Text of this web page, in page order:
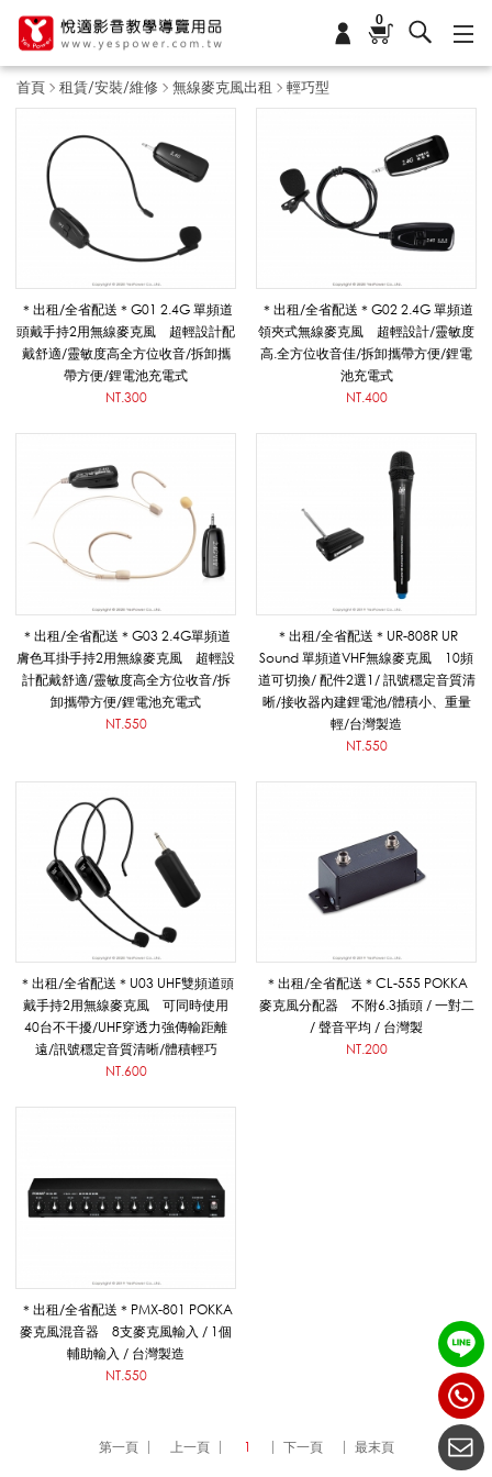
0
首頁 租賃/安裝/維修 無線麥克風出租 輕巧型
輕
巧
型
線
麥
克
風
出
_
租
賃
安
＊出租/全省配送＊G01 2.4G 單頻道
頭戴手持2用無線麥克風 超輕設計配
戴舒適/靈敏度高全方位收音/拆卸攜
帶方便/鋰電池充電式
NT.300
＊出租/全省配送＊G02 2.4G 單頻道
領夾式無線麥克風 超輕設計/靈敏度
高.全方位收音佳/拆卸攜帶方便/鋰電
池充電式
NT.400
＊出租/全省配送＊G03 2.4G單頻道
膚色耳掛手持2用無線麥克風 超輕設
計配戴舒適/靈敏度高全方位收音/拆
卸攜帶方便/鋰電池充電式
NT.550
＊出租/全省配送＊UR-808R UR
Sound 單頻道VHF無線麥克風 10頻
道可切換/ 配件2選1/ 訊號穩定音質清
晰/接收器內建鋰電池/體積小、重量
輕/台灣製造
NT.550
＊出租/全省配送＊U03 UHF雙頻道頭
戴手持2用無線麥克風 可同時使用
40台不干擾/UHF穿透力強傳輸距離
遠/訊號穩定音質清晰/體積輕巧
NT.600
＊出租/全省配送＊CL-555 POKKA
麥克風分配器 不附6.3插頭 / 一對二
/ 聲音平均 / 台灣製
NT.200
＊出租/全省配送＊PMX-801 POKKA
麥克風混音器 8支麥克風輸入 / 1個
輔助輸入 / 台灣製造
NT.550
第一頁 上一頁 1 下一頁 最末頁